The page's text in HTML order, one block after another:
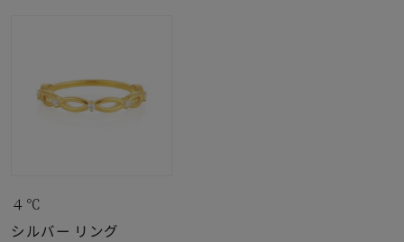
４℃
シルバー リング